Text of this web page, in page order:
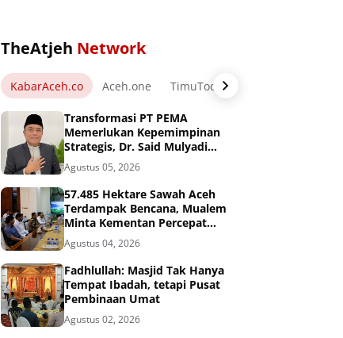
TheAtjeh Network
KabarAceh.co Aceh.one TimuToday.com
Transformasi PT PEMA
Memerlukan Kepemimpinan
Strategis, Dr. Said Mulyadi
Dinilai Memenuhi Kriteria
Agustus 05, 2026
57.485 Hektare Sawah Aceh
Terdampak Bencana, Mualem
Minta Kementan Percepat
Pemulihan
Agustus 04, 2026
Fadhlullah: Masjid Tak Hanya
Tempat Ibadah, tetapi Pusat
Pembinaan Umat
Agustus 02, 2026